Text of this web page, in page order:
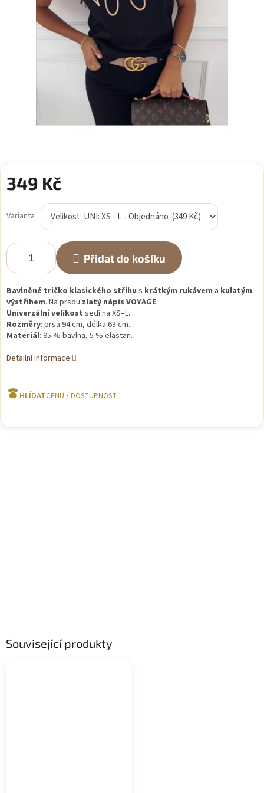
349 Kč
cena:
Varianta
Přidat do košíku
Bavlněné tričko klasického střihu s krátkým rukávem a kulatým
výstřihem. Na prsou zlatý nápis VOYAGE.
Univerzálnívelikost sedína XS–L.
Rozměry: prsa 94cm, délka 63 cm.
Materiál: 95 % bavlna, 5 % elastan.
Detailní informace
HLÍDAT
Související produkty